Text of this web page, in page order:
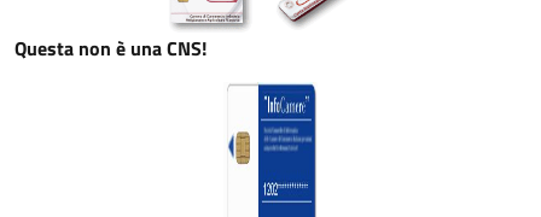
Questa non è una CNS!